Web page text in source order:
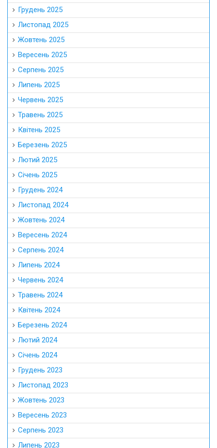
Грудень 2025
Листопад 2025
Жовтень 2025
Вересень 2025
Серпень 2025
Липень 2025
Червень 2025
Травень 2025
Квітень 2025
Березень 2025
Лютий 2025
Січень 2025
Грудень 2024
Листопад 2024
Жовтень 2024
Вересень 2024
Серпень 2024
Липень 2024
Червень 2024
Травень 2024
Квітень 2024
Березень 2024
Лютий 2024
Січень 2024
Грудень 2023
Листопад 2023
Жовтень 2023
Вересень 2023
Серпень 2023
Липень 2023